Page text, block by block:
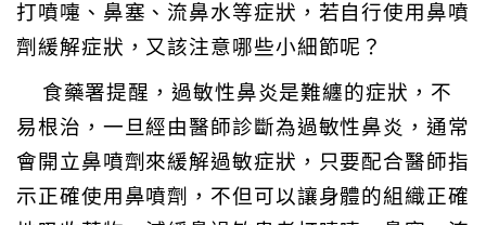
打噴嚏、鼻塞、流鼻水等症狀，若自行使用鼻噴
劑緩解症狀，又該注意哪些小細節呢？
食藥署提醒，過敏性鼻炎是難纏的症狀，不
易根治，一旦經由醫師診斷為過敏性鼻炎，通常
會開立鼻噴劑來緩解過敏症狀，只要配合醫師指
示正確使用鼻噴劑，不但可以讓身體的組織正確